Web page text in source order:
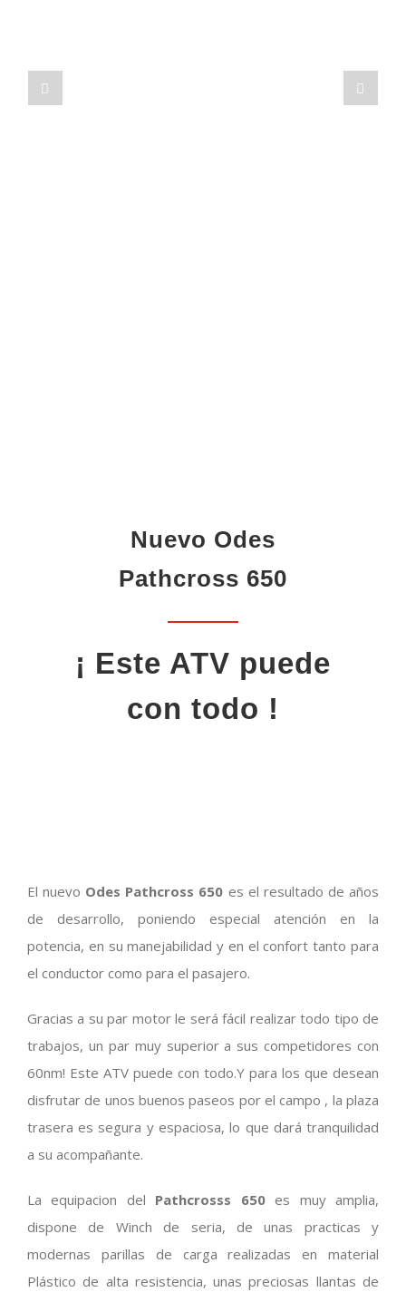
Nuevo Odes
Pathcross 650
¡ Este ATV puede
con todo !
El nuevo Odes Pathcross 650 es el resultado de años
de desarrollo, poniendo especial atención en la
potencia, en su manejabilidad y en el confort tanto para
el conductor como para el pasajero.
Gracias a su par motor le será fácil realizar todo tipo de
trabajos, un par muy superior a sus competidores con
60nm! Este ATV puede con todo.Y para los que desean
disfrutar de unos buenos paseos por el campo , la plaza
trasera es segura y espaciosa, lo que dará tranquilidad
a su acompañante.
La equipacion del Pathcrosss 650es muy amplia,
dispone de Winch de seria, de unas practicas y
modernas parillas de carga realizadas en material
Plástico de alta resistencia, unas preciosas llantas de